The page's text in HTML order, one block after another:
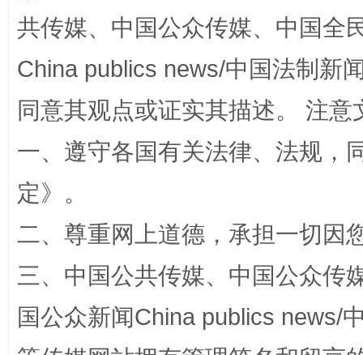
共传媒、中国公众传媒、中国全
China publics news/中国法制新
同意其观点或证实其描述。 注
一、遵守各国有关法律、法规，
定》。
二、尊重网上道德，承担一切因
三、中国公共传媒、中国公众传
国公众新闻China publics news/